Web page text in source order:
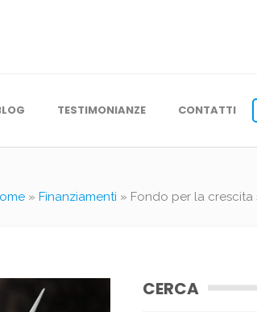
TESTIMONIANZE CONTATTI
» Finanziamenti » Fondo per la crescita
CERCA